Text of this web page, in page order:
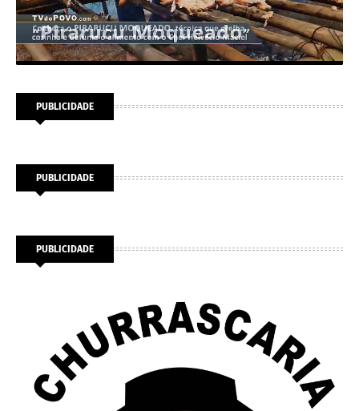
PUBLICIDADE
PUBLICIDADE
PUBLICIDADE